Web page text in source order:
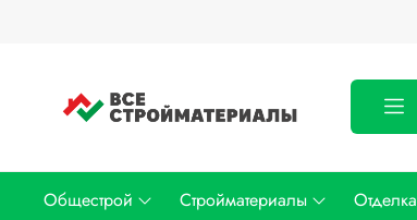
Общестрой Стройматериалы Отделка